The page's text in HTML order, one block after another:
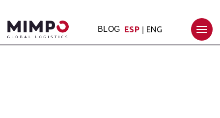
BLOG ESP ENG